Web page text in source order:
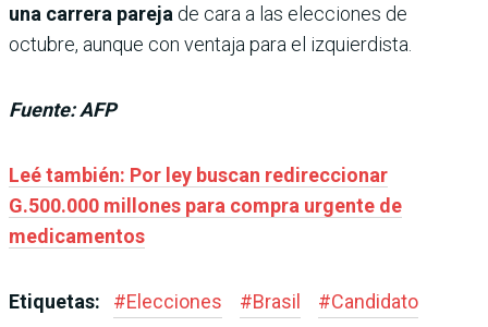
una carrera pareja de cara a las elecciones de
octubre, aunque con ventaja para el izquierdista.
Fuente: AFP
Leé también: Por ley buscan redireccionar
G.500.000 millones para compra urgente de
medicamentos
Etiquetas: #Elecciones #Brasil #Candidato